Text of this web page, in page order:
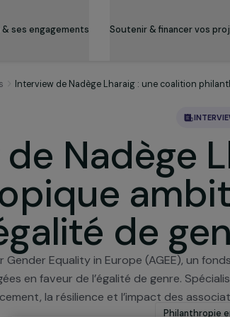
& ses engagements Soutenir &
Interview de Nadège Lharaig : une
de
de
for Gender Equality in Europe
en faveur de l’égalité de